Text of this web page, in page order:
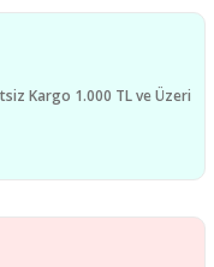
Kargo 1.000 TL ve Üzeri